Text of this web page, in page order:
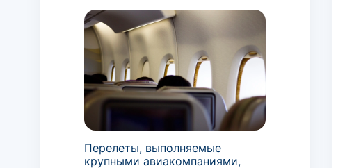
Перелеты, выполняемые
крупными авиакомпаниями,